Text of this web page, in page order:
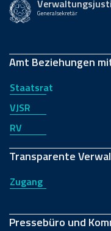
Generalsekretär
Amt Beziehungen
Staatsrat
VJSR
RV
Transparente
Zugang
Pressebüro und